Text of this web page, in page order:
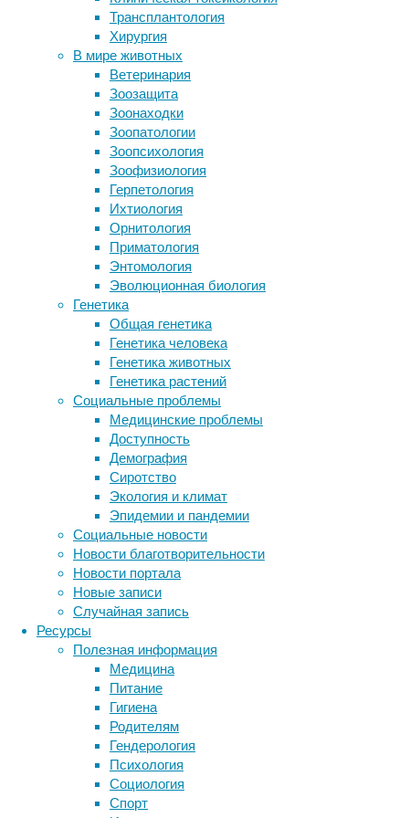
Трансплантология
Хирургия
В мире животных
Ветеринария
Зоозащита
Зоонаходки
Зоопатологии
Зоопсихология
Зоофизиология
Герпетология
Ихтиология
Орнитология
Приматология
Энтомология
Эволюционная биология
Генетика
Общая генетика
Генетика человека
Генетика животных
Генетика растений
Социальные проблемы
Медицинские проблемы
Доступность
Демография
Сиротство
Экология и климат
Эпидемии и пандемии
Социальные новости
Новости благотворительности
Новости портала
Новые записи
Случайная запись
Ресурсы
Полезная информация
Медицина
Питание
Гигиена
Родителям
Гендерология
Психология
Социология
Спорт
Наш
мозг
огромный
мегаполис,
дорожная
инфраструктура
которого
напоминает
связи
проводящие
пути;
ним
огромной
скоростью
частотой
подобно
спорткарам
проносятся
сигналы,
разные
линии
жилых
районов
имитируют
различные
уровни
организации
головного
мозга.
Метастазы метастазам рознь
Система обезболивания у мужчин и
женщин работает по-разному
Созданные в лаборатории
влагалища успешно функционируют
Мамонты-долгожители с Аляски
оказались китами
Следите за новостями
Метки